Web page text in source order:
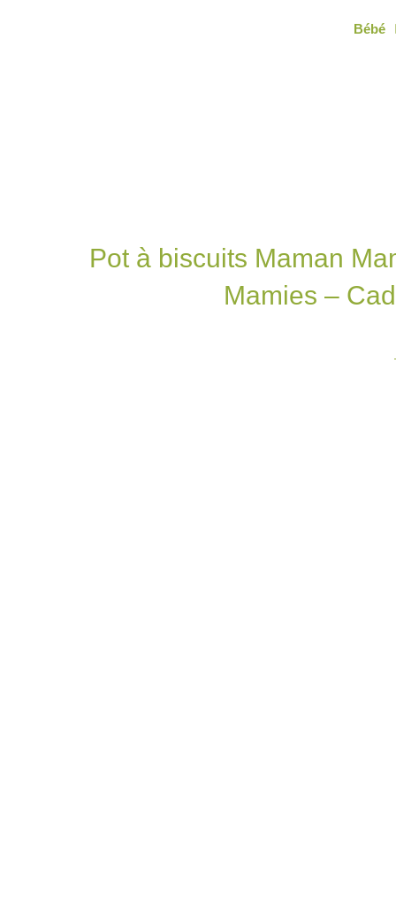
Bébé
Pot à biscuits Maman
Mamies –